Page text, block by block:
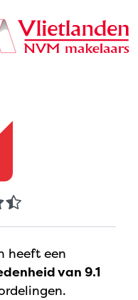
heeft een
van 9.1